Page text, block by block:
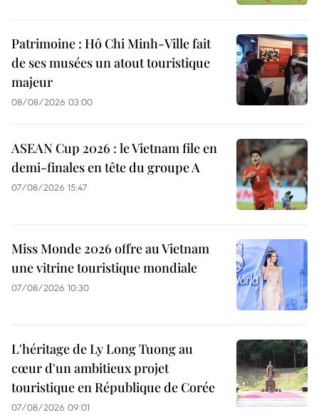
Patrimoine : Hô Chi Minh-Ville fait
de ses musées un atout touristique
majeur
08/08/2026 03:00
ASEAN Cup 2026 : le Vietnam file en
demi-finales en tête du groupe A
07/08/2026 15:47
Miss Monde 2026 offre au Vietnam
une vitrine touristique mondiale
07/08/2026 10:30
L'héritage de Ly Long Tuong au
cœur d'un ambitieux projet
touristique en République de Corée
07/08/2026 09:01